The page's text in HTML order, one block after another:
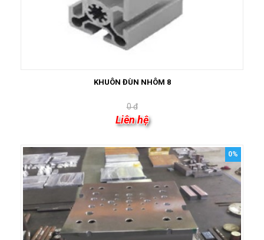
KHUÔN ĐÙN NHÔM 8
0 đ
Liên hệ
0%